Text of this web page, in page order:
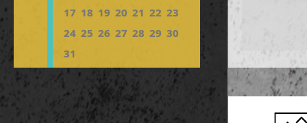
17 18 19 20 21 22 23
24 25 26 27 28 29 30
31